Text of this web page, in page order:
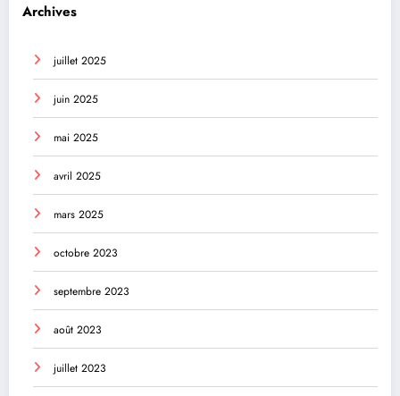
Archives
juillet 2025
juin 2025
mai 2025
avril 2025
mars 2025
octobre 2023
septembre 2023
août 2023
juillet 2023